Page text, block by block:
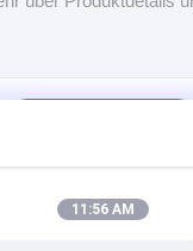
Filter
11:56 AM